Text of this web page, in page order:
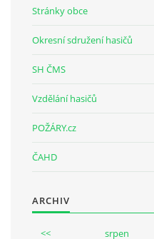
Stránky obce
Okresní sdružení hasičů
SH ČMS
Vzdělání hasičů
POŽÁRY.cz
ČAHD
ARCHIV
<< srpen